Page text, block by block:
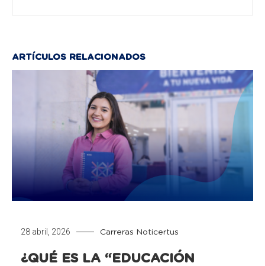
ARTÍCULOS RELACIONADOS
28 abril, 2026 Carreras Noticertus
¿QUÉ ES LA “EDUCACIÓN